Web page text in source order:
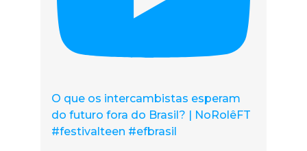
O que os intercambistas esperam
do futuro fora do Brasil? | NoRolêFT
#festivalteen #efbrasil